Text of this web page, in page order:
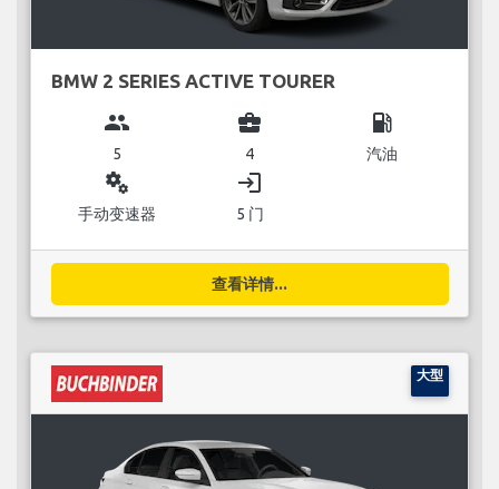
BMW 2 SERIES ACTIVE TOURER
group
5
business_center
4
local_gas_station
汽油
miscellaneous_services
手动变速器
login
5 门
查看详情...
大型